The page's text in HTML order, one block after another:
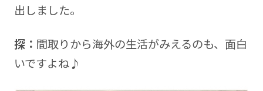
出しました。
探： 間取りから海外の生活がみえるのも、面白
いですよね♪